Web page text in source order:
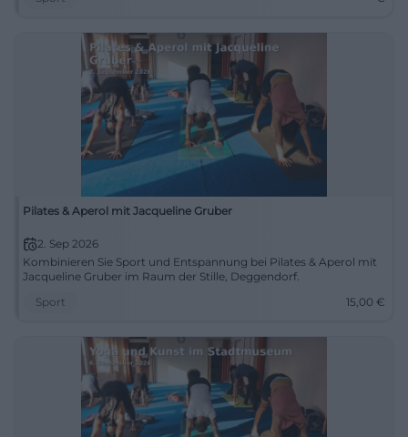
Pilates & Aperol mit Jacqueline Gruber
2. Sep 2026
Kombinieren Sie Sport und Entspannung bei Pilates & Aperol mit
Jacqueline Gruber im Raum der Stille, Deggendorf.
Sport
15,00 €